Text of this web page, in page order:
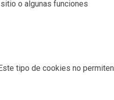
o algunas funciones
tipo de cookies no permiten